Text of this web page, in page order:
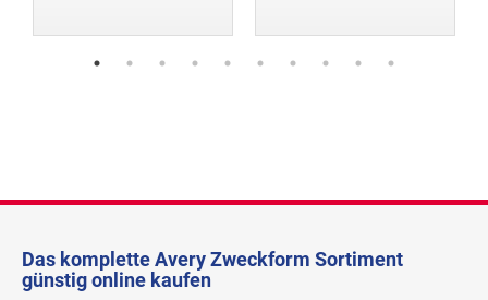
Das komplette Avery Zweckform Sortiment
günstig online kaufen